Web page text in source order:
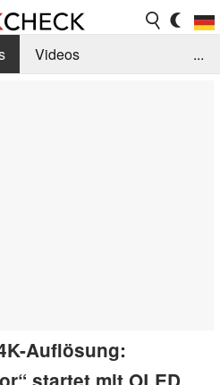
Videos
...
Auflösung: